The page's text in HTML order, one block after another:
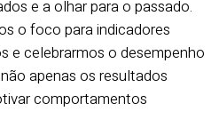
e a olhar para o passado.
o foco para indicadores
e celebrarmos o desempenho
apenas os resultados
comportamentos